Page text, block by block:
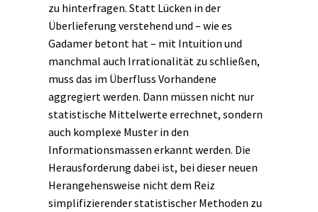
zu hinterfragen. Statt Lücken in der
Überlieferung verstehend und – wie es
Gadamer betont hat – mit Intuition und
manchmal auch Irrationalität zu schließen,
muss das im Überfluss Vorhandene
aggregiert werden. Dann müssen nicht nur
statistische Mittelwerte errechnet, sondern
auch komplexe Muster in den
Informationsmassen erkannt werden. Die
Herausforderung dabei ist, bei dieser neuen
Herangehensweise nicht dem Reiz
simplifizierender statistischer Methoden zu